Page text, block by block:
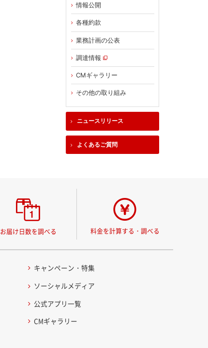
情報公開
各種約款
業務計画の公表
調達情報
CMギャラリー
その他の取り組み
ニュースリリース
よくあるご質問
お届け日数を調べる 料金を計算する・調べる
キャンペーン・特集
ソーシャルメディア
公式アプリ一覧
CMギャラリー